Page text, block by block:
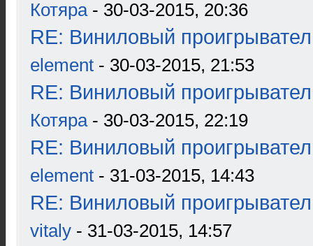
Котяра- 30-03-2015, 20:36
RE: Виниловый
element - 30-03-2015, 21:53
RE: Виниловый
Котяра- 30-03-2015, 22:19
RE: Виниловый
element - 31-03-2015, 14:43
RE: Виниловый
vitaly - 31-03-2015, 14:57